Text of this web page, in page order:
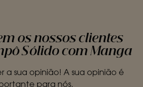
os nossos clientes
Sólido com Manga
a sua opinião! A sua opinião é
para nós.